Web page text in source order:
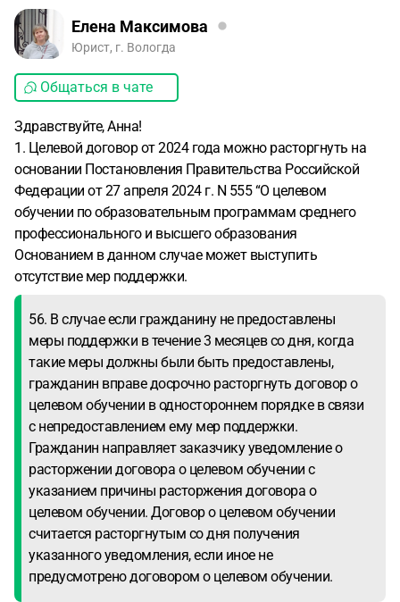
Елена Максимова
Юрист, г. Вологда
Общаться в чате
Здравствуйте, Анна!
1. Целевой договор от 2024 года можно расторгнуть на
основании Постановления Правительства Российской
Федерации от 27 апреля 2024 г. N 555 “О целевом
обучении по образовательным программам среднего
профессионального и высшего образования
Основанием в данном случае может выступить
отсутствие мер поддержки.
56. В случае если гражданину не предоставлены
меры поддержки в течение 3 месяцев со дня, когда
такие меры должны были быть предоставлены,
гражданин вправе досрочно расторгнуть договор о
целевом обучении в одностороннем порядке в связи
с непредоставлением ему мер поддержки.
Гражданин направляет заказчику уведомление о
расторжении договора о целевом обучении с
указанием причины расторжения договора о
целевом обучении. Договор о целевом обучении
считается расторгнутым со дня получения
указанного уведомления, если иное не
предусмотрено договором о целевом обучении.